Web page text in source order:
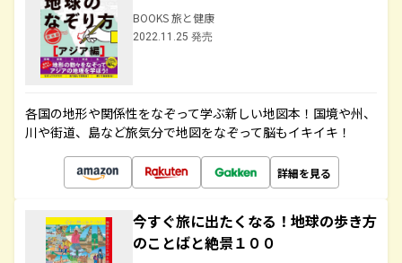
BOOKS 旅と健康
2022.11.25 発売
各国の地形や関係性をなぞって学ぶ新しい地図本！国境や州、
川や街道、島など旅気分で地図をなぞって脳もイキイキ！
詳細を見る
今すぐ旅に出たくなる！地球の歩き方
のことばと絶景１００